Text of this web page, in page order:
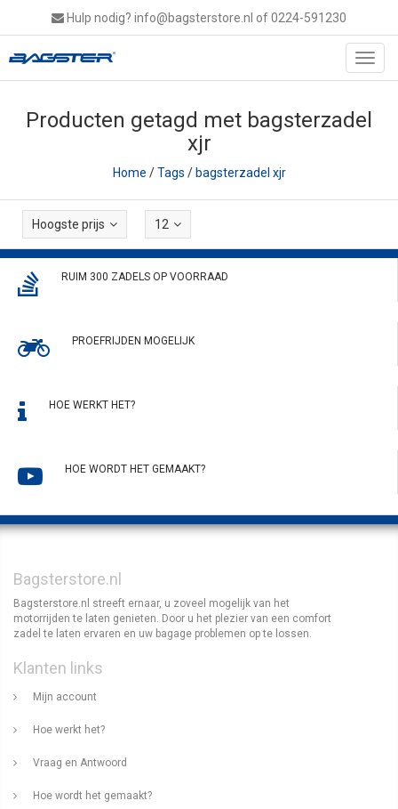
Hulp nodig? info@bagsterstore.nl of 0224-591230
Producten getagd met bagsterzadel
xjr
Home /Tags /bagsterzadel xjr
Hoogste prijs 12
RUIM 300 ZADELS OP VOORRAAD
PROEFRIJDEN MOGELIJK
HOE WERKT HET?
HOE WORDT HET GEMAAKT?
Bagsterstore.nl
Bagsterstore.nl streeft ernaar, u zoveel mogelijk van het
motorrijden te laten genieten. Door u het plezier van een comfort
zadel te laten ervaren en uw bagage problemen op te lossen.
Klanten links
Mijn account
Hoe werkt het?
Vraag en Antwoord
Hoe wordt het gemaakt?